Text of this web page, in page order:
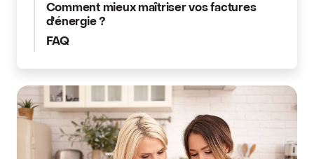
Comment mieux maîtriser vos factures
d'énergie ?
FAQ